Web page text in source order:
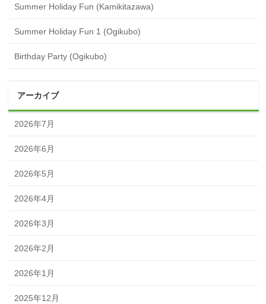
Summer Holiday Fun (Kamikitazawa)
Summer Holiday Fun 1 (Ogikubo)
Birthday Party (Ogikubo)
アーカイブ
2026年7月
2026年6月
2026年5月
2026年4月
2026年3月
2026年2月
2026年1月
2025年12月